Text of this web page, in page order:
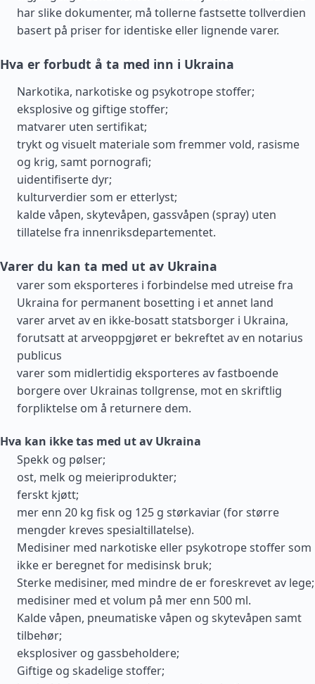
har slike dokumenter, må tollerne fastsette tollverdien
basert på priser for identiske eller lignende varer.
Hva er forbudt å ta med inn i Ukraina
Narkotika, narkotiske og psykotrope stoffer;
eksplosive og giftige stoffer;
matvarer uten sertifikat;
trykt og visuelt materiale som fremmer vold, rasisme
og krig, samt pornografi;
uidentifiserte dyr;
kulturverdier som er etterlyst;
kalde våpen, skytevåpen, gassvåpen (spray) uten
tillatelse fra innenriksdepartementet.
Varer du kan ta med ut av Ukraina
varer som eksporteres i forbindelse med utreise fra
Ukraina for permanent bosetting i et annet land
varer arvet av en ikke-bosatt statsborger i Ukraina,
forutsatt at arveoppgjøret er bekreftet av en notarius
publicus
varer som midlertidig eksporteres av fastboende
borgere over Ukrainas tollgrense, mot en skriftlig
forpliktelse om å returnere dem.
Hva kan ikke tas med ut av Ukraina
Spekk og pølser;
ost, melk og meieriprodukter;
ferskt kjøtt;
mer enn 20 kg fisk og 125 g størkaviar (for større
mengder kreves spesialtillatelse).
Medisiner med narkotiske eller psykotrope stoffer som
ikke er beregnet for medisinsk bruk;
Sterke medisiner, med mindre de er foreskrevet av lege;
medisiner med et volum på mer enn 500 ml.
Kalde våpen, pneumatiske våpen og skytevåpen samt
tilbehør;
eksplosiver og gassbeholdere;
Giftige og skadelige stoffer;